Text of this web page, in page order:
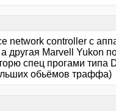
network controller с
другая Marvell Yukon
спец прогами типа
обьёмов траффа)